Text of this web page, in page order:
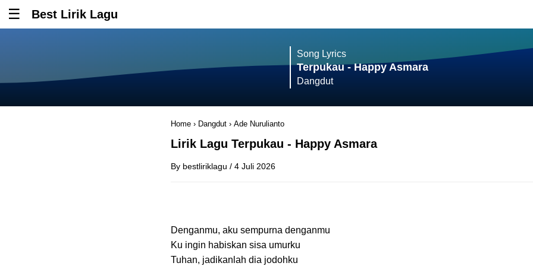
Tombol untuk membuka atau menutup menu
Best Lirik Lagu
Song Lyrics
Terpukau - Happy Asmara
Dangdut
Home › Dangdut › Ade Nurulianto
Lirik Lagu Terpukau - Happy Asmara
By bestliriklagu / 4 Juli 2026
Denganmu, aku sempurna denganmu
Ku ingin habiskan sisa umurku
Tuhan, jadikanlah dia jodohku